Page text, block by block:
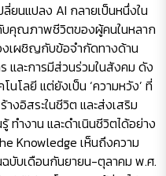
ยนแปลง AI กลายเป็นหนึ่งใน
คุณภาพชีวิตของผู้คนในหลาก
เผชิญกับข้อจำกัดทางด้าน
และการมีส่วนร่วมในสังคม ดัง
นโลยี แต่ยังเป็น ‘ความหวัง’ ที่
งอิสระในชีวิต และส่งเสริม
ำงาน และดำเนินชีวิตได้อย่าง
Knowledge เห็นถึงความ
บับเดือนกันยายน-ตุลาคม พ.ศ.